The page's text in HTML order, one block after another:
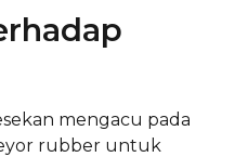
mengacu pada
rubber untuk